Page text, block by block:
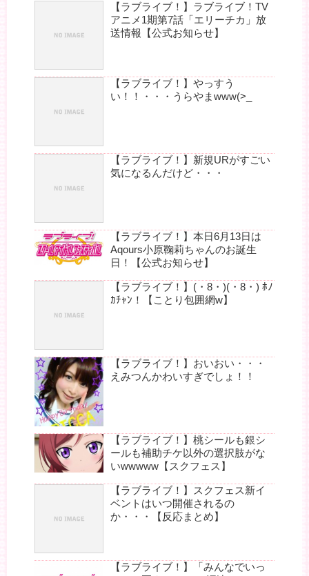
【ラブライブ！】ラブライブ！TV
アニメ1期第7話「エリーチカ」放
送情報【公式お知らせ】
【ラブライブ！】やっすう
い！！・・・うらやまwww(>_
【ラブライブ！】新規URがすごい
気になるんだけど・・・
【ラブライブ！】本日6月13日は
Aqours小原鞠莉ちゃんのお誕生
日！【公式お知らせ】
【ラブライブ！】(・8・)(・8・) ﾎﾉ
ｶﾁｬﾝ！【ことり包囲網w】
【ラブライブ！】おいおい・・・
えみつんかわいすぎでしょ！！
【ラブライブ！】桃シールも銀シ
ールも補助チケ以外の選択肢がな
いwwwww【スクフェス】
【ラブライブ！】スクフェス新イ
ベントはいつ開催されるの
か・・・【反応まとめ】
【ラブライブ！】「みんなでいっ